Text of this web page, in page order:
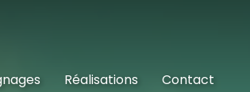
Réalisations Contact